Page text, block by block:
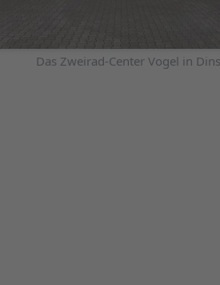
Das Zweirad-Center Vogel in